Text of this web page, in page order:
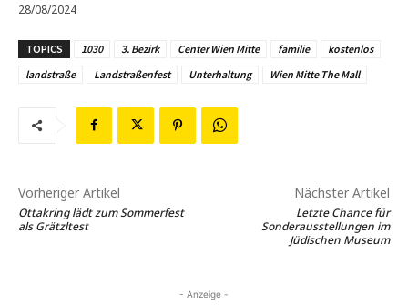
28/08/2024
TOPICS 1030 3. Bezirk Center Wien Mitte familie
kostenlos
landstraße
Landstraßenfest Unterhaltung Wien Mitte The Mall
Vorheriger Artikel
Ottakring lädt zum Sommerfest
als Grätzltest
Nächster Artikel
Letzte Chance für
Sonderausstellungen im
Jüdischen Museum
- Anzeige -